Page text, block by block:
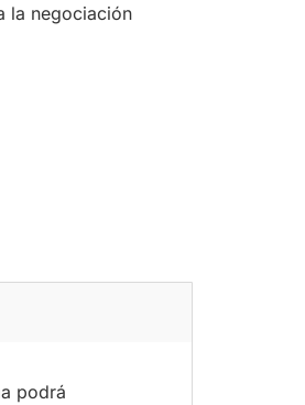
la negociación
podrá